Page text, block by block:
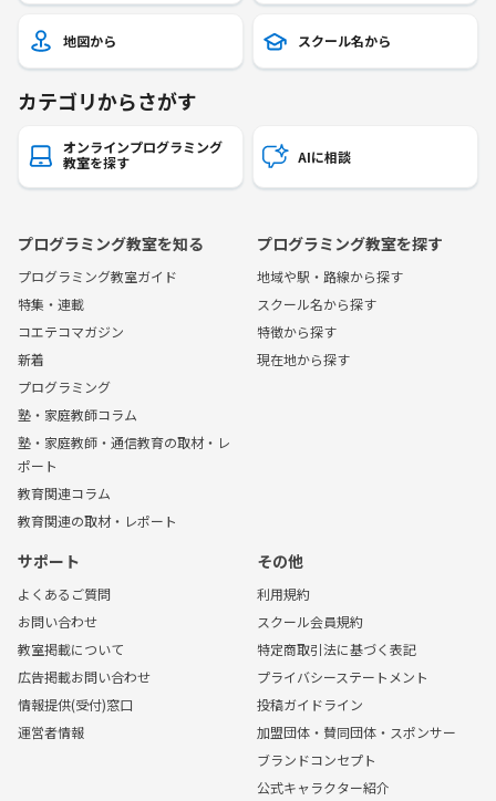
地図から スクール名から
カテゴリからさがす
オンラインプログラミング
教室を探す
AIに相談
プログラミング教室を知る
プログラミング教室ガイド
特集・連載
コエテコマガジン
新着
プログラミング
塾・家庭教師コラム
塾・家庭教師・通信教育の取材・レ
ポート
教育関連コラム
教育関連の取材・レポート
プログラミング教室を探す
地域や駅・路線から探す
スクール名から探す
特徴から探す
現在地から探す
サポート
よくあるご質問
お問い合わせ
教室掲載について
広告掲載お問い合わせ
情報提供(受付)窓口
運営者情報
その他
利用規約
スクール会員規約
特定商取引法に基づく表記
プライバシーステートメント
投稿ガイドライン
加盟団体・賛同団体・スポンサー
ブランドコンセプト
公式キャラクター紹介